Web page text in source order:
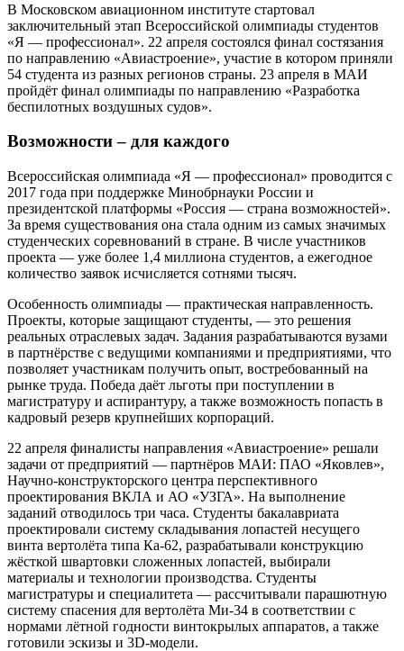
В Московском авиационном институте стартовал
заключительный этап Всероссийской олимпиады студентов
«Я — профессионал». 22 апреля состоялся финал состязания
по направлению «Авиастроение», участие в котором приняли
54 студента из разных регионов страны. 23 апреля в МАИ
пройдёт финал олимпиады по направлению «Разработка
беспилотных воздушных судов».
Возможности – для каждого
Всероссийская олимпиада «Я — профессионал» проводится с
2017 года при поддержке Минобрнауки России и
президентской платформы «Россия — страна возможностей».
За время существования она стала одним из самых значимых
студенческих соревнований в стране. В числе участников
проекта — уже более 1,4 миллиона студентов, а ежегодное
количество заявок исчисляется сотнями тысяч.
Особенность олимпиады — практическая направленность.
Проекты, которые защищают студенты, — это решения
реальных отраслевых задач. Задания разрабатываются вузами
в партнёрстве с ведущими компаниями и предприятиями, что
позволяет участникам получить опыт, востребованный на
рынке труда. Победа даёт льготы при поступлении в
магистратуру и аспирантуру, а также возможность попасть в
кадровый резерв крупнейших корпораций.
22 апреля финалисты направления «Авиастроение» решали
задачи от предприятий — партнёров МАИ: ПАО «Яковлев»,
Научно-конструкторского центра перспективного
проектирования ВКЛА и АО «УЗГА». На выполнение
заданий отводилось три часа. Студенты бакалавриата
проектировали систему складывания лопастей несущего
винта вертолёта типа Ка-62, разрабатывали конструкцию
жёсткой швартовки сложенных лопастей, выбирали
материалы и технологии производства. Студенты
магистратуры и специалитета — рассчитывали парашютную
систему спасения для вертолёта Ми-34 в соответствии с
нормами лётной годности винтокрылых аппаратов, а также
готовили эскизы и 3D-модели.